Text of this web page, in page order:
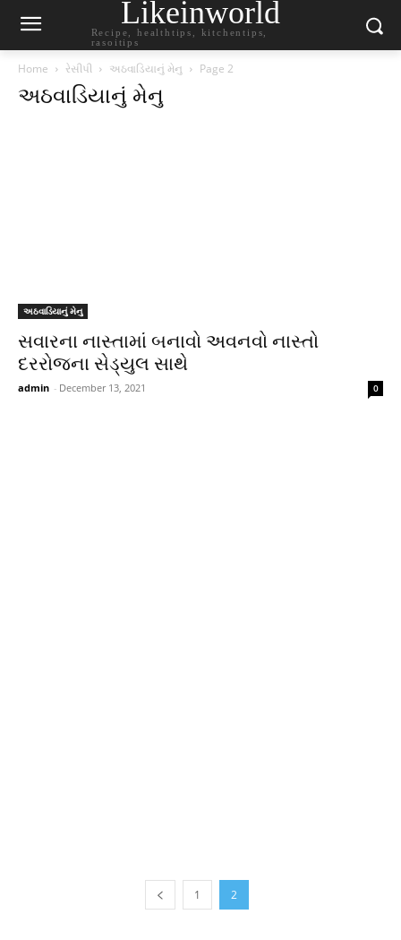
Likeinworld
Recipe, healthtips, kitchentips,
rasoitips
Home રેસીપી અઠવાડિયાનું મેનુ Page 2
અઠવાડિયાનું મેનુ
અઠવાડિયાનું મેનુ
સવારના નાસ્તામાં બનાવો અવનવો નાસ્તો
દરરોજના સેડ્યુલ સાથે
admin - December 13, 2021 0
1 2